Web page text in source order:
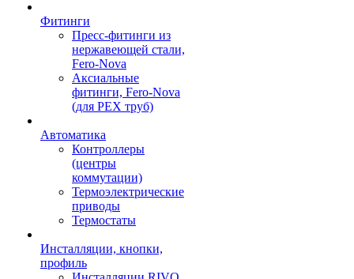
Фитинги
Пресс-фитинги из
нержавеющей стали,
Fero-Nova
Аксиальные
фитинги, Fero-Nova
(для PEX труб)
Автоматика
Контроллеры
(центры
коммутации)
Термоэлектрические
приводы
Термостаты
Инсталляции, кнопки,
профиль